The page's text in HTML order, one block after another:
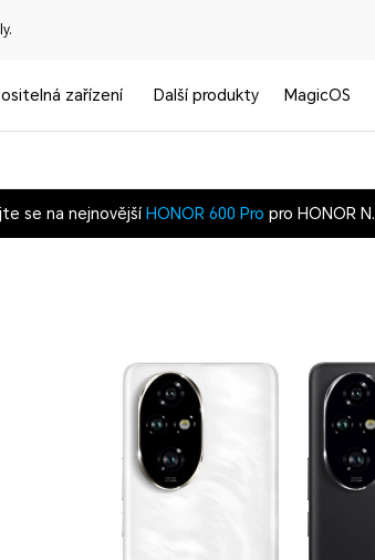
zařízení Další produkty MagicOS
se na nejnovější HONOR 600 Pro pro HONOR N.